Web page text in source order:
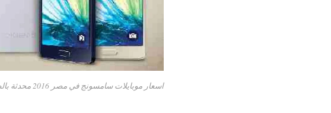
اسعار موبايلات سامسونج في مصر 2016 محدثة بالضمان